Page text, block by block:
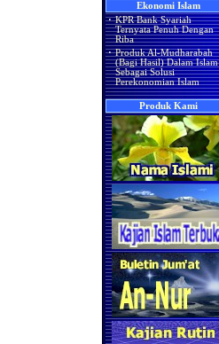
Ekonomi Islam
· KPR Bank Syariah
Ternyata Penuh Dengan
Riba
· Produk Al-Mudharabah
(Bagi Hasil) Dalam Islam
Sebagai Solusi
Perekonomian Islam
Produk Kami